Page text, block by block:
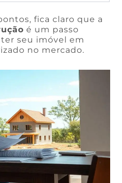
fica claro que a
é um passo
seu imóvel em
no mercado.